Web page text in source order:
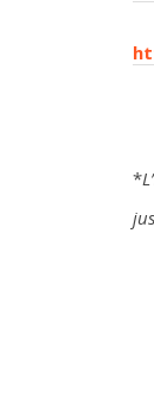
*